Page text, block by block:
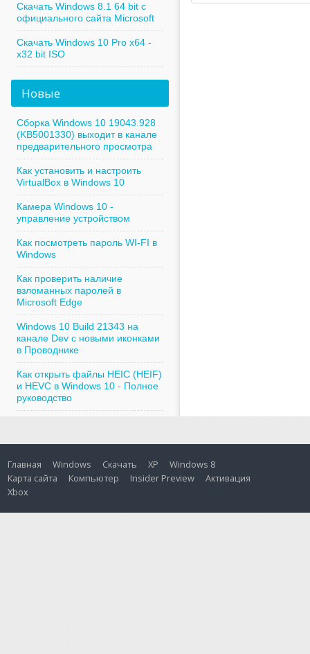
Скачать Windows 8.1 64 bit с
официального сайта Microsoft
Скачать Windows 10 Pro x64 -
x32 bit ISO
Новые
Сборка Windows 10 19043.928
(KB5001330) выходит в канале
предварительного просмотра
Как установить и настроить
VirtualBox в Windows 10
Камера Windows 10 -
управление устройством
Как посмотреть пароль WI-FI в
Windows
Как проверить наличие
взломанных паролей в
Microsoft Edge
Windows 10 Build 21343 на
канале Dev с новыми иконками
в Проводнике
Как открыть файлы HEIC (HEIF)
и HEVC в Windows 10 - Полное
руководство
Главная Windows Скачать XP
Windows 8
Карта сайта
Компьютер Insider Preview
Активация
Xbox